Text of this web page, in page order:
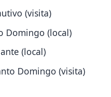
(visita)
Domingo (local)
(local)
Domingo (visita)